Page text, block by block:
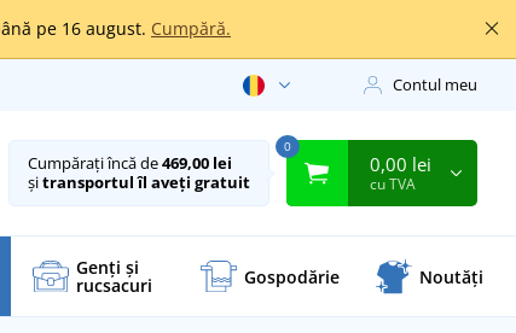
pe 16 august. Cumpără.
Contul meu
Cumpărați încă de469,00 lei
șitransportul îl aveți gratuit
0
0,00 lei
cu TVA
Genți și
rucsacuri Gospodărie Noutăți